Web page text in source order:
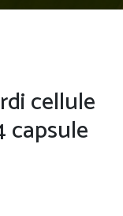
cellule
capsule